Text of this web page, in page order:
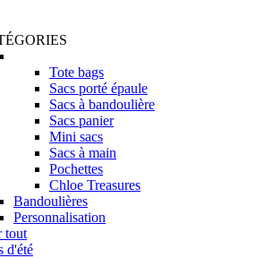
Tote bags
Sacs porté épaule
Sacs à bandoulière
Sacs panier
Mini sacs
Sacs à main
Pochettes
Chloe Treasures
Bandoulières
Personnalisation
tout
d'été